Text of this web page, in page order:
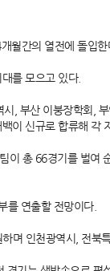
월간의 열전에 돌입한
를 모으고 있다.
, 부산 이붕장학회,
이 신규로 합류해 각
이 총 66경기를 벌여
를 연출할 전망이다.
며 인천광역시, 전북